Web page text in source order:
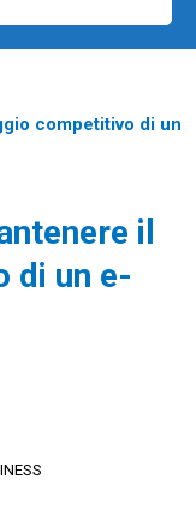
competitivo di un
il
di un e-